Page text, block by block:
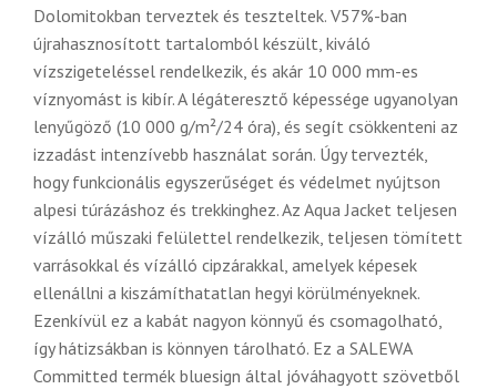
Dolomitokban terveztek és teszteltek. V57%-ban
újrahasznosított tartalomból készült, kiváló
vízszigeteléssel rendelkezik, és akár 10 000 mm-es
víznyomást is kibír. A légáteresztő képessége ugyanolyan
lenyűgöző (10 000 g/m²/24 óra), és segít csökkenteni az
izzadást intenzívebb használat során. Úgy tervezték,
hogy funkcionális egyszerűséget és védelmet nyújtson
alpesi túrázáshoz és trekkinghez. Az Aqua Jacket teljesen
vízálló műszaki felülettel rendelkezik, teljesen tömített
varrásokkal és vízálló cipzárakkal, amelyek képesek
ellenállni a kiszámíthatatlan hegyi körülményeknek.
Ezenkívül ez a kabát nagyon könnyű és csomagolható,
így hátizsákban is könnyen tárolható. Ez a SALEWA
Committed termék bluesign által jóváhagyott szövetből